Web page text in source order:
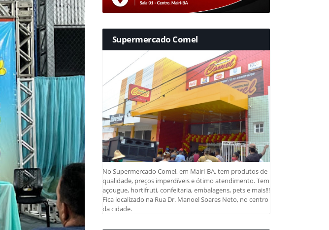
Supermercado Comel
No Supermercado Comel, em Mairi-BA, tem produtos de
qualidade, preços imperdíveis e ótimo atendimento. Tem
açougue, hortifruti, confeitaria, embalagens, pets e mais!!!
Fica localizado na Rua Dr. Manoel Soares Neto, no centro
da cidade.